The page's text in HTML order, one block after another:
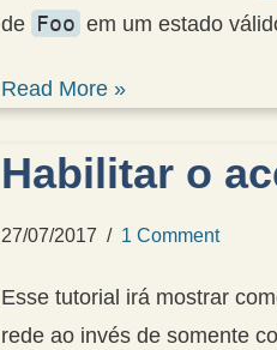
de Foo em um estado
Read More »
Habilitar o
27/07/2017 1 Comment
Esse tutorial irá mostrar
rede ao invés de somente